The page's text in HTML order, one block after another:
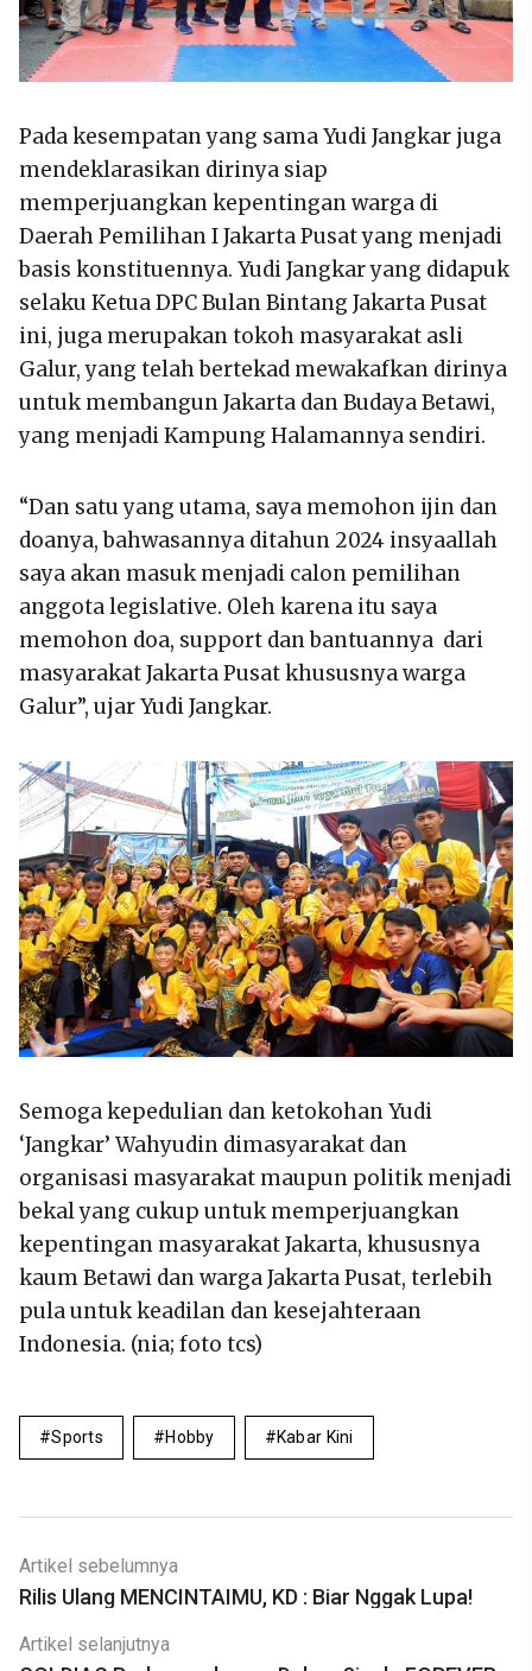
Pada kesempatan yang sama Yudi Jangkar juga
mendeklarasikan dirinya siap
memperjuangkan kepentingan warga di
Daerah Pemilihan I Jakarta Pusat yang menjadi
basis konstituennya. Yudi Jangkar yang didapuk
selaku Ketua DPC Bulan Bintang Jakarta Pusat
ini, juga merupakan tokoh masyarakat asli
Galur, yang telah bertekad mewakafkan dirinya
untuk membangun Jakarta dan Budaya Betawi,
yang menjadi Kampung Halamannya sendiri.
“Dan satu yang utama, saya memohon ijin dan
doanya, bahwasannya ditahun 2024 insyaallah
saya akan masuk menjadi calon pemilihan
anggota legislative. Oleh karena itu saya
memohon doa, support dan bantuannya dari
masyarakat Jakarta Pusat khususnya warga
Galur”, ujar Yudi Jangkar.
Semoga kepedulian dan ketokohan Yudi
‘Jangkar’ Wahyudin dimasyarakat dan
organisasi masyarakat maupun politik menjadi
bekal yang cukup untuk memperjuangkan
kepentingan masyarakat Jakarta, khususnya
kaum Betawi dan warga Jakarta Pusat, terlebih
pula untuk keadilan dan kesejahteraan
Indonesia. (nia; foto tcs)
Sports Hobby Kabar Kini
Artikel sebelumnya
Rilis Ulang MENCINTAIMU, KD : Biar Nggak Lupa!
Artikel selanjutnya